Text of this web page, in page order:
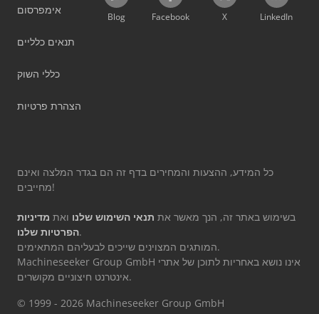
אימפרסום
תנאים כלליים
כללי השוק
הצהרת פרטיות
Blog Facebook X LinkedIn
כל המידע, ההצעות והמחירים בדף זה הם בגדר המלצה ואינם
מחייבים!
בשימוש באתר זה, הנך מאשר את תנאי השימוש שלנו ואת מדיניות
הפרטיות שלנו.
המותגים המצוינים שייכים לבעליהם המתאימים.
Machineseeker Group GmbH אינו נושא באחריות לתוכן של אתרי
אינטרנט חיצוניים מקושרים.
© 1999 - 2026 Machineseeker Group GmbH